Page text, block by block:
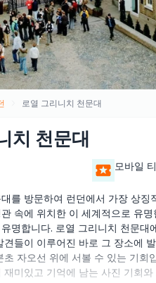
로열 그리니치 천문대
치 천문대
모바일
를 방문하여 런던에서 가장 상
속에 위치한 이 세계적으로 유
명합니다. 로열 그리니치 천문
견들이 이루어진 바로 그 장소에
초 자오선 위에 서볼 수 있는 기회
재미있고 기억에 남는 사진 기회